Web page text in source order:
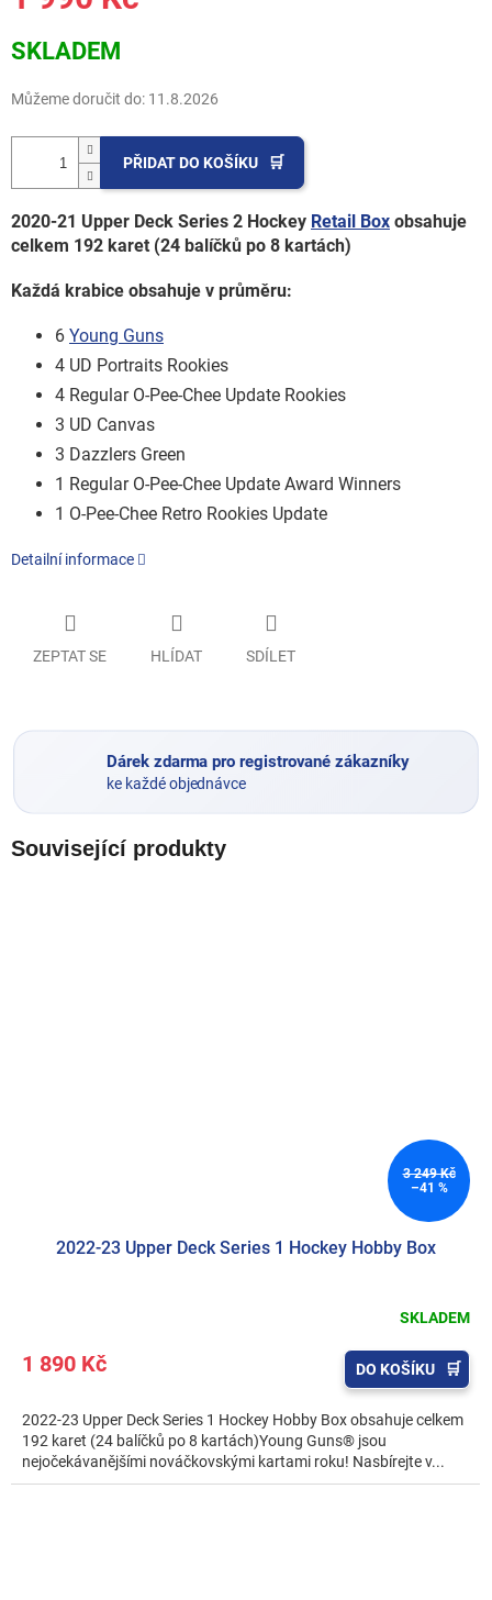
cena:
SKLADEM
Můžeme doručit do: 11.8.2026
PŘIDAT DO KOŠÍKU
2020-21 Upper Deck Series 2 Hockey Retail Box obsahuje
celkem 192 karet (24 balíčků po 8 kartách)
Každá krabice obsahuje v průměru:
6 Young Guns
4 UD Portraits Rookies
4 Regular O-Pee-Chee Update Rookies
3 UD Canvas
3 Dazzlers Green
1 Regular O-Pee-Chee Update Award Winners
1 O-Pee-Chee Retro Rookies Update
Detailní informace
ZEPTAT SE HLÍDAT SDÍLET
Dárek zdarma pro registrované zákazníky
ke každé objednávce
Související produkty
3 249 Kč
–41 %
2022-23 Upper Deck Series 1 Hockey Hobby Box
SKLADEM
1 890 Kč DO KOŠÍKU
2022-23 Upper Deck Series 1 Hockey Hobby Box obsahuje celkem
192 karet (24 balíčků po 8 kartách)Young Guns® jsou
nejočekávanějšími nováčkovskými kartami roku! Nasbírejte v...